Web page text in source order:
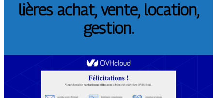
lières achat, vente, location,
gestion.